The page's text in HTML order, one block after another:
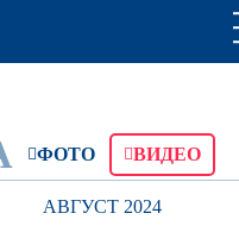
ФОТО ВИДЕО
АВГУСТ 2024